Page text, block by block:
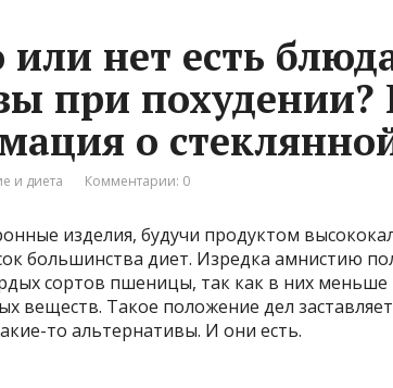
нет есть
при похудении?
о
и диета Комментарии: 0
изделия, будучи продуктом
большинства диет. Изредка амнистию
сортов пшеницы, так как в них меньше
веществ. Такое положение дел
то альтернативы. И они есть.